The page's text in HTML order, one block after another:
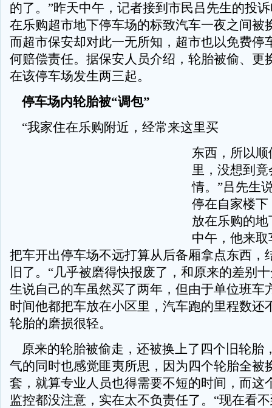
的了。”昨天中午，记者接到市民吕先生的投
在乐购超市地下停车场的标致汽车一夜之间被
而超市保安却对此一无所知，超市也以免费停
何赔偿责任。据保安人员介绍，轮胎被偷、更
在该停车场发生两三起。
停车场内轮胎被“调包”
“我家住在乐购附近，经常来这里买
东西，所以
里，没想到
情。”吕先生
停在自家楼
放在乐购的
中午，他来
把车开出停车场不远打算从后备厢拿点东西，
旧了。“几乎被磨得快报废了，和原来的差别
生说自己的车虽然买了两年，但由于单位班车
时间他都把车放在小区里，汽车跑的里程数还
轮胎的磨损很轻。
原来的轮胎被偷走，还被换上了四个旧轮胎
气的同时也感觉匪夷所思，因为四个轮胎全被
套，就算专业人员也得需要不短的时间，而这
监控都没注意，实在太不负责任了。“现在看